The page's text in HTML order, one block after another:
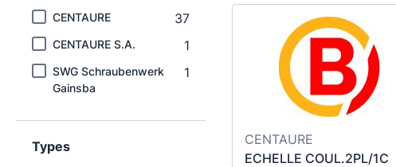
CENTAURE 37
CENTAURE S.A. 1
SWG Schraubenwerk
Gainsba
1
Types
CENTAURE
ECHELLE COUL.2PL/1C